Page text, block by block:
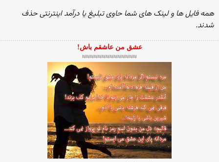
همه فایل ها و لینک های شما حاوی تبلیغ یا درآمد اینترنتی حذف
شدند.
عشق من عاشقم باش!
≈≈≈≈≈≈≈≈≈≈≈≈≈≈